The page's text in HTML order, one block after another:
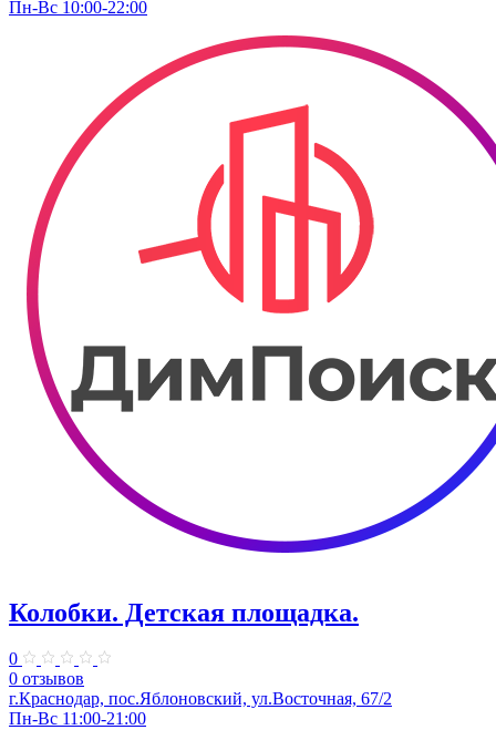
Пн-Вс 10:00-22:00
Колобки. Детская площадка.
0
0 отзывов
г.Краснодар, пос.Яблоновский, ул.Восточная, 67/2
Пн-Вс 11:00-21:00